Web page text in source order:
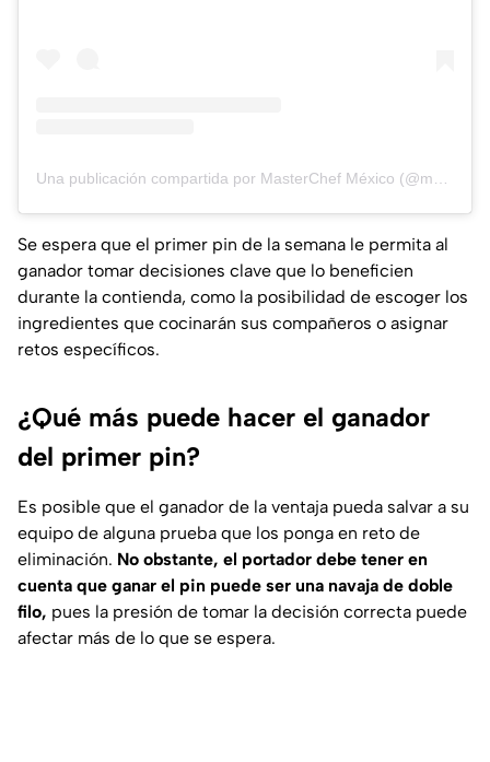
Se espera que el primer pin de la semana le permita al
ganador tomar decisiones clave que lo beneficien
durante la contienda, como la posibilidad de escoger los
ingredientes que cocinarán sus compañeros o asignar
retos específicos.
¿Qué más puede hacer el ganador
del primer pin?
Es posible que el ganador de la ventaja pueda salvar a su
equipo de alguna prueba que los ponga en reto de
eliminación. No obstante, el portador debe tener en
cuenta que ganar el pin puede ser una navaja de doble
filo, pues la presión de tomar la decisión correcta puede
afectar más de lo que se espera.